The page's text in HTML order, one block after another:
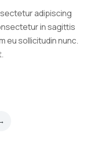
adipiscing
in sagittis
eu sollicitudin nunc.